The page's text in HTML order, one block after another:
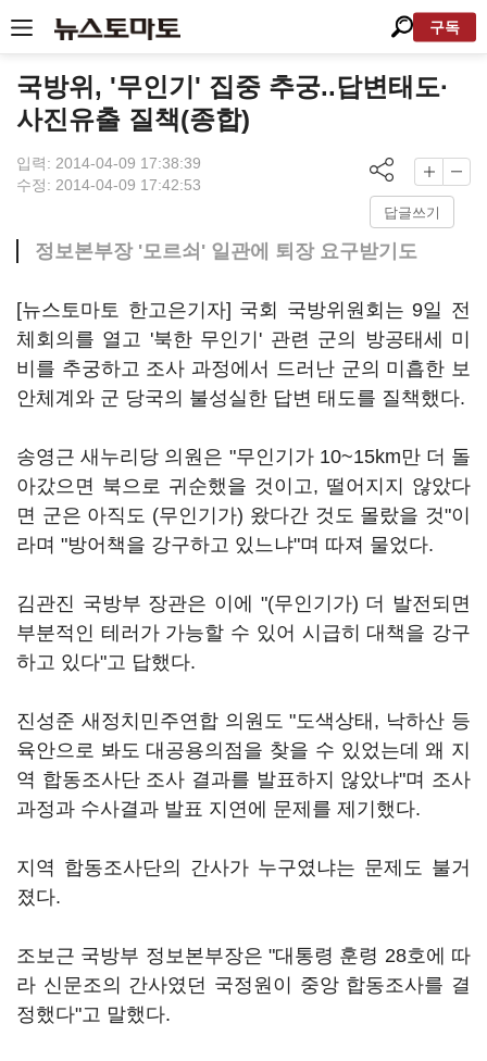
구독
국방위, '무인기' 집중 추궁..답변태도·
사진유출 질책(종합)
입력: 2014-04-09 17:38:39
수정: 2014-04-09 17:42:53
답글쓰기
정보본부장 '모르쇠' 일관에 퇴장 요구받기도
[뉴스토마토 한고은기자] 국회 국방위원회는 9일 전
체회의를 열고 '북한 무인기' 관련 군의 방공태세 미
비를 추궁하고 조사 과정에서 드러난 군의 미흡한 보
안체계와 군 당국의 불성실한 답변 태도를 질책했다.
송영근 새누리당 의원은 "무인기가 10~15km만 더 돌
아갔으면 북으로 귀순했을 것이고, 떨어지지 않았다
면 군은 아직도 (무인기가) 왔다간 것도 몰랐을 것"이
라며 "방어책을 강구하고 있느냐"며 따져 물었다.
김관진 국방부 장관은 이에 "(무인기가) 더 발전되면
부분적인 테러가 가능할 수 있어 시급히 대책을 강구
하고 있다"고 답했다.
진성준 새정치민주연합 의원도 "도색상태, 낙하산 등
육안으로 봐도 대공용의점을 찾을 수 있었는데 왜 지
역 합동조사단 조사 결과를 발표하지 않았냐"며 조사
과정과 수사결과 발표 지연에 문제를 제기했다.
지역 합동조사단의 간사가 누구였냐는 문제도 불거
졌다.
조보근 국방부 정보본부장은 "대통령 훈령 28호에 따
라 신문조의 간사였던 국정원이 중앙 합동조사를 결
정했다"고 말했다.